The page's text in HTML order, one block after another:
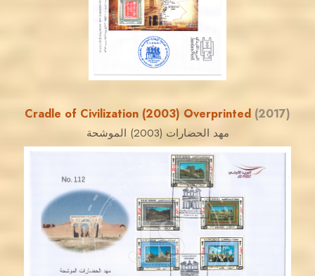
EST. 2007
Cradle of Civilization (2003) Overprinted (2017)
مهد الحضارات (2003) الموشحة
JS
JORDANSTAMPS.COM